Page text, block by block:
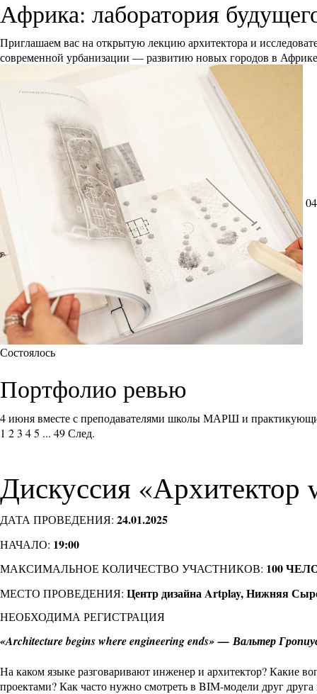
Африка: лаборатория
Приглашаем вас на открытую лекцию архитектора и
современной урбанизации — развитию новых городов в Африке
Состоялось
Портфолио ревью
4 июня вместе с преподавателями школы МАРШ и
1 23 45 ... 49След.
Дискуссия «Архитектор
ДАТА ПРОВЕДЕНИЯ: 24.01.2025
НАЧАЛО: 19:00
МАКСИМАЛЬНОЕ КОЛИЧЕСТВО УЧАСТНИКОВ: 100
МЕСТО ПРОВЕДЕНИЯ: Центр дизайна Artplay, Нижняя
НЕОБХОДИМА РЕГИСТРАЦИЯ
«Architecture begins where engineering ends» — Вальтер
На каком языке разговаривают инженер и архитектор? Какие
проектами? Как часто нужно смотреть в BIM-модели друг